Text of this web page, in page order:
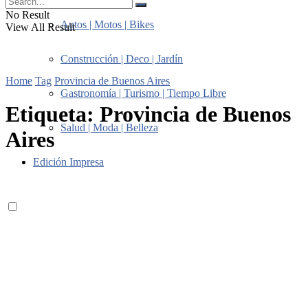
Autos | Motos | Bikes
Construcción | Deco | Jardín
Gastronomía | Turismo | Tiempo Libre
Salud | Moda | Belleza
Edición Impresa
No Result
View All Result
Home Tag Provincia de Buenos Aires
Etiqueta: Provincia de Buenos
Aires